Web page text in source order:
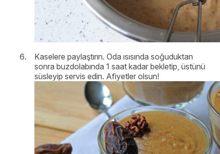
Kaselere paylaştırın. Oda ısısında soğuduktan
sonra buzdolabında 1 saat kadar bekletip, üstünü
süsleyip servis edin. Afiyetler olsun!